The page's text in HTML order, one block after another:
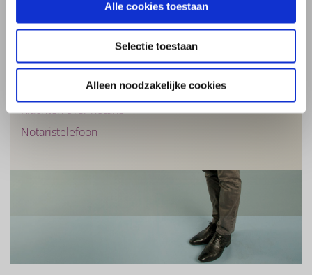
Alle cookies toestaan
Selectie toestaan
Alleen noodzakelijke cookies
Kosten bij koop en verkoop huis
Derdengeldenrekening
Digitaal identificeren
Digital identification
Klachten over notaris
Notaristelefoon